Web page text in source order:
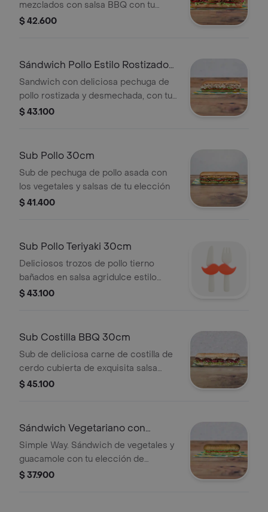
mezclados con salsa BBQ con tu
elección de quesos, salsas y
$ 42.600
Sándwich Pollo Estilo Rostizado
30 Cm
Sandwich con deliciosa pechuga de
pollo rostizada y desmechada, con tu
elección de quesos, salsas y
$ 43.100
Sub Pollo 30cm
Sub de pechuga de pollo asada con
los vegetales y salsas de tu elección
$ 41.400
Sub Pollo Teriyaki 30cm
Deliciosos trozos de pollo tierno
bañados en salsa agridulce estilo
teriyaki. Pídelo con tus vegetales
$ 43.100
Sub Costilla BBQ 30cm
Sub de deliciosa carne de costilla de
cerdo cubierta de exquisita salsa
BBQ. Disfrútalo con los vegetales y
$ 45.100
Sándwich Vegetariano con
Guacamole 30 Cm
Simple Way. Sándwich de vegetales y
guacamole con tu elección de
quesos, salsas y vegetales frescos.
$ 37.900